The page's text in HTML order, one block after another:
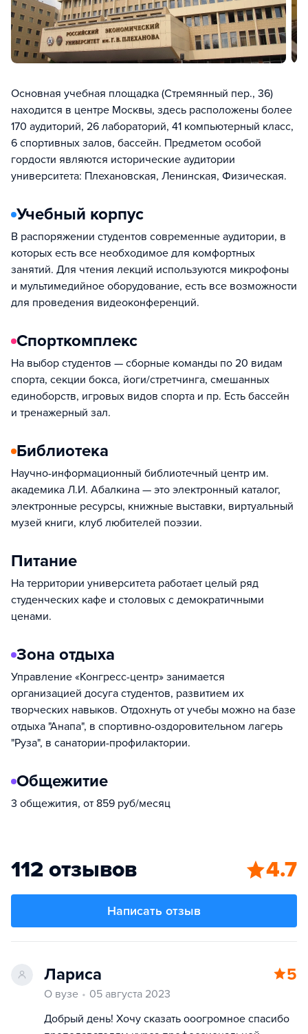
Основная учебная площадка (Стремянный пер., 36)
находится в центре Москвы, здесь расположены более
170 аудиторий, 26 лабораторий, 41 компьютерный класс,
6 спортивных залов, бассейн. Предметом особой
гордости являются исторические аудитории
университета: Плехановская, Ленинская, Физическая.
Учебный корпус
В распоряжении студентов современные аудитории, в
которых есть все необходимое для комфортных
занятий. Для чтения лекций используются микрофоны
и мультимедийное оборудование, есть все возможности
для проведения видеоконференций.
Спорткомплекс
На выбор студентов — сборные команды по 20 видам
спорта, секции бокса, йоги/стретчинга, смешанных
единоборств, игровых видов спорта и пр. Есть бассейн
и тренажерный зал.
Библиотека
Научно-информационный библиотечный центр им.
академика Л.И. Абалкина — это электронный каталог,
электронные ресурсы, книжные выставки, виртуальный
музей книги, клуб любителей поэзии.
Питание
На территории университета работает целый ряд
студенческих кафе и столовых с демократичными
ценами.
Зона отдыха
Управление «Конгресс-центр» занимается
организацией досуга студентов, развитием их
творческих навыков. Отдохнуть от учебы можно на базе
отдыха "Анапа", в спортивно-оздоровительном лагерь
"Руза", в санатории-профилактории.
Общежитие
3 общежития, от 859 руб/месяц
112 отзывов 4.7
Написать отзыв
Лариса 5
О вузе
05 августа 2023
Добрый день! Хочу сказать ооогромное спасибо